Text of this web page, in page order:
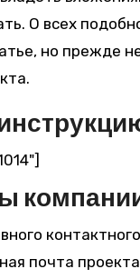
О всех
но прежде
почта